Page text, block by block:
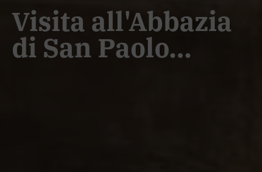
Visita all'Abbazia
di San Paolo...